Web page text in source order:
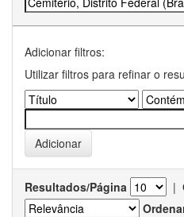
Adicionar filtros:
Utilizar filtros para refinar o
Resultados/Página |